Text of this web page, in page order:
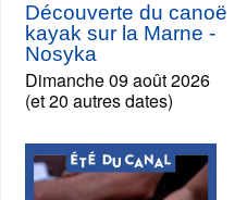
Découverte du canoë
kayak sur la Marne -
Nosyka
Dimanche 09 août 2026
(et 20 autres dates)